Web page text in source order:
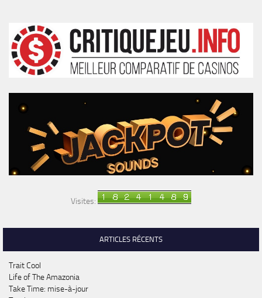
Visites:
ARTICLES RÉCENTS
Trait Cool
Life of The Amazonia
Take Time: mise-à-jour